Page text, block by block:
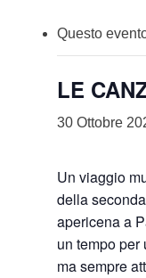
Questo
LE
30 Ottobre
Un viaggio
della
apericena a
un tempo per
ma sempre